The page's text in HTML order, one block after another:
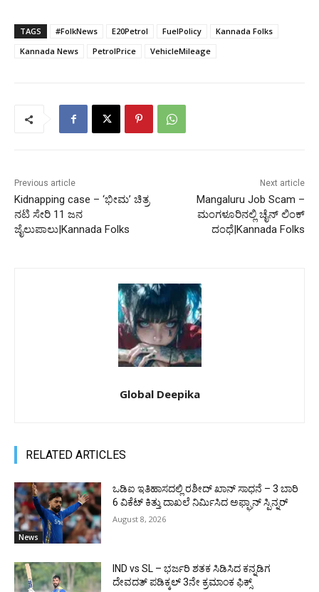
TAGS #FolkNews E20Petrol FuelPolicy
Kannada Folks
Kannada News
PetrolPrice VehicleMileage
Previous article
Kidnapping case – ‘ಭೀಮ’ ಚಿತ್ರ
ನಟಿ ಸೇರಿ 11 ಜನ
ಜೈಲುಪಾಲು|Kannada Folks
Next article
Mangaluru Job Scam –
ಮಂಗಳೂರಿನಲ್ಲಿ ಚೈನ್ ಲಿಂಕ್
ದಂಧೆ|Kannada Folks
Global Deepika
RELATED ARTICLES
News
ಒಡಿಐ ಇತಿಹಾಸದಲ್ಲಿ ರಶೀದ್ ಖಾನ್ ಸಾಧನೆ – 3 ಬಾರಿ
6 ವಿಕೆಟ್ ಕಿತ್ತು ದಾಖಲೆ ನಿರ್ಮಿಸಿದ ಅಫ್ಘಾನ್ ಸ್ಪಿನ್ನರ್
August 8, 2026
IND vs SL – ಭರ್ಜರಿ ಶತಕ ಸಿಡಿಸಿದ ಕನ್ನಡಿಗ
ದೇವದತ್ ಪಡಿಕ್ಕಲ್ 3ನೇ ಕ್ರಮಾಂಕ ಫಿಕ್ಸ್